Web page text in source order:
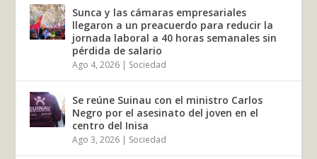
Sunca y las cámaras empresariales
llegaron a un preacuerdo para reducir la
jornada laboral a 40 horas semanales sin
pérdida de salario
Ago 4, 2026 | Sociedad
Se reúne Suinau con el ministro Carlos
Negro por el asesinato del joven en el
centro del Inisa
Ago 3, 2026 | Sociedad